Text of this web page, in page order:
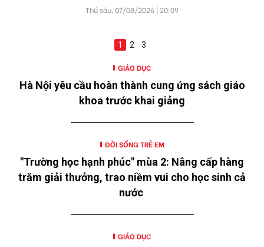
Thứ sáu, 07/08/2026 | 20:09
1 2 3
GIÁO DỤC
Hà Nội yêu cầu hoàn thành cung ứng sách giáo
khoa trước khai giảng
ĐỜI SỐNG TRẺ EM
"Trường học hạnh phúc" mùa 2: Nâng cấp hàng
trăm giải thưởng, trao niềm vui cho học sinh cả
nước
GIÁO DỤC